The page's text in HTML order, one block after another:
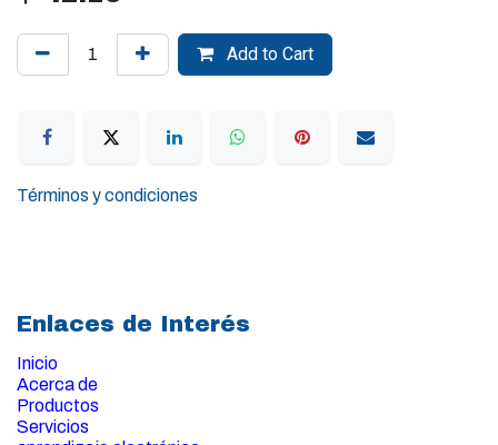
Add to Cart
Términos y condiciones
Enlaces de Interés
Inicio
Acerca de
Productos
Servicios